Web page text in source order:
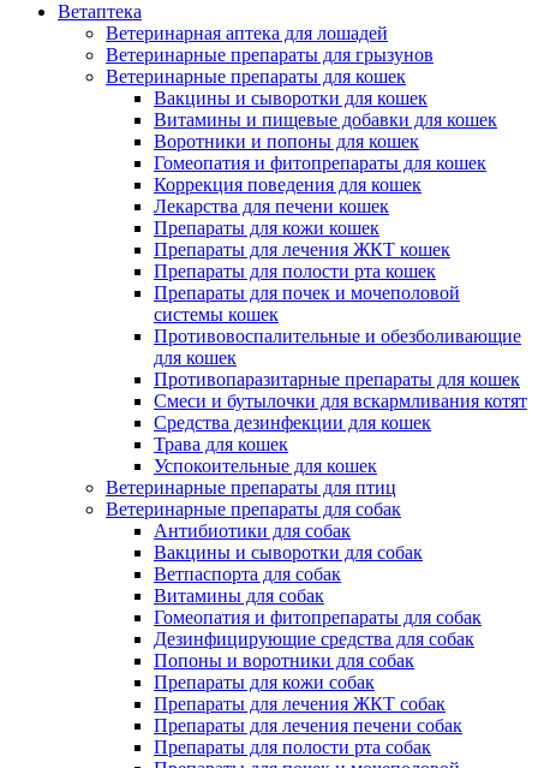
Ветаптека
Ветеринарная аптека для лошадей
Ветеринарные препараты для грызунов
Ветеринарные препараты для кошек
Вакцины и сыворотки для кошек
Витамины и пищевые добавки для кошек
Воротники и попоны для кошек
Гомеопатия и фитопрепараты для кошек
Коррекция поведения для кошек
Лекарства для печени кошек
Препараты для кожи кошек
Препараты для лечения ЖКТ кошек
Препараты для полости рта кошек
Препараты для почек и мочеполовой
системы кошек
Противовоспалительные и обезболивающие
для кошек
Противопаразитарные препараты для кошек
Смеси и бутылочки для вскармливания котят
Средства дезинфекции для кошек
Трава для кошек
Успокоительные для кошек
Ветеринарные препараты для птиц
Ветеринарные препараты для собак
Антибиотики для собак
Вакцины и сыворотки для собак
Ветпаспорта для собак
Витамины для собак
Гомеопатия и фитопрепараты для собак
Дезинфицирующие средства для собак
Попоны и воротники для собак
Препараты для кожи собак
Препараты для лечения ЖКТ собак
Препараты для лечения печени собак
Препараты для полости рта собак